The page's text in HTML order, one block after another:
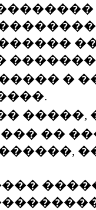
�
�����,
��